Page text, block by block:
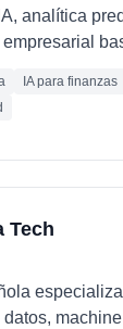
analítica
IA para finanzas
Tech